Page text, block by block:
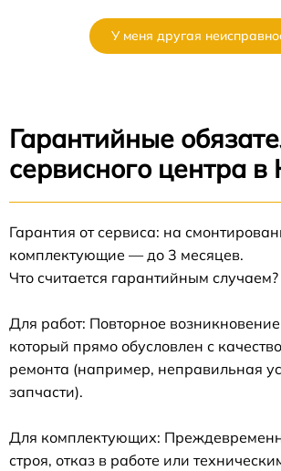
У меня другая
Гарантийные
сервисного центра в
Гарантия от сервиса: на
комплектующие — до 3 месяцев.
Что считается гарантийным случаем?
Для работ: Повторное
который прямо обусловлен с
ремонта (например, неправильная
запчасти).
Для комплектующих:
строя, отказ в работе или